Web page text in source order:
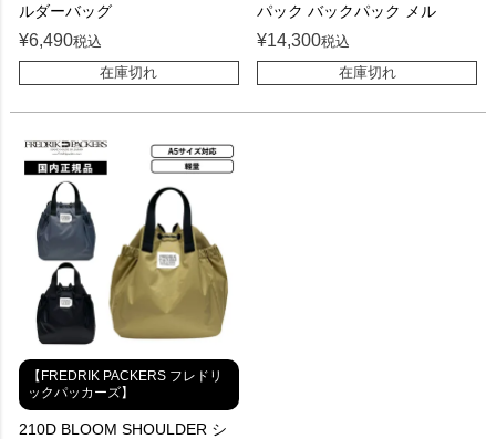
ルダーバッグ
¥6,490税込
在庫切れ
パック バックパック メル
¥14,300税込
在庫切れ
【FREDRIK PACKERS フレドリ
ックパッカーズ】
210D BLOOM SHOULDER シ